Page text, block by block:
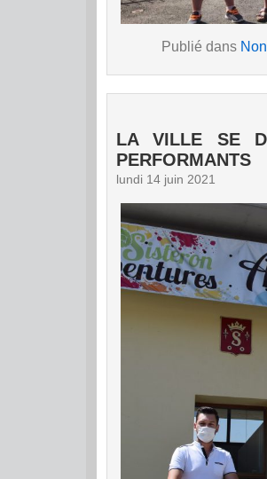
Publié dans
LA VILLE SE
PERFORMANTS
lundi 14 juin 2021